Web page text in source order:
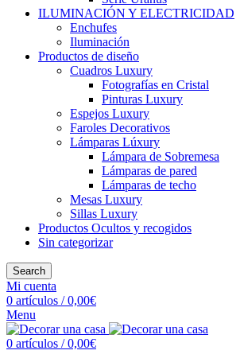
ILUMINACIÓN Y ELECTRICIDAD
Enchufes
Iluminación
Productos de diseño
Cuadros Luxury
Fotografías en Cristal
Pinturas Luxury
Espejos Luxury
Faroles Decorativos
Lámparas Lúxury
Lámpara de Sobremesa
Lámparas de pared
Lámparas de techo
Mesas Luxury
Sillas Luxury
Productos Ocultos y recogidos
Sin categorizar
Search
Mi cuenta
0 artículos / 0,00€
Menu
0 artículos / 0,00€